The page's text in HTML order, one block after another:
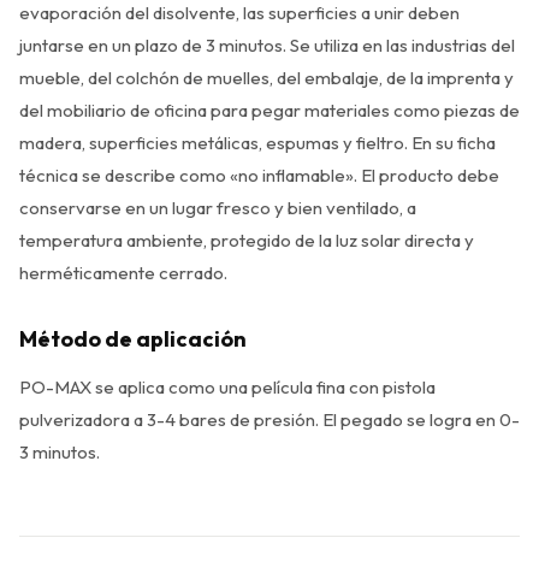
evaporación del disolvente, las superficies a unir deben
juntarse en un plazo de 3 minutos. Se utiliza en las industrias del
mueble, del colchón de muelles, del embalaje, de la imprenta y
del mobiliario de oficina para pegar materiales como piezas de
madera, superficies metálicas, espumas y fieltro. En su ficha
técnica se describe como «no inflamable». El producto debe
conservarse en un lugar fresco y bien ventilado, a
temperatura ambiente, protegido de la luz solar directa y
herméticamente cerrado.
Método de aplicación
PO-MAX se aplica como una película fina con pistola
pulverizadora a 3-4 bares de presión. El pegado se logra en 0-
3 minutos.